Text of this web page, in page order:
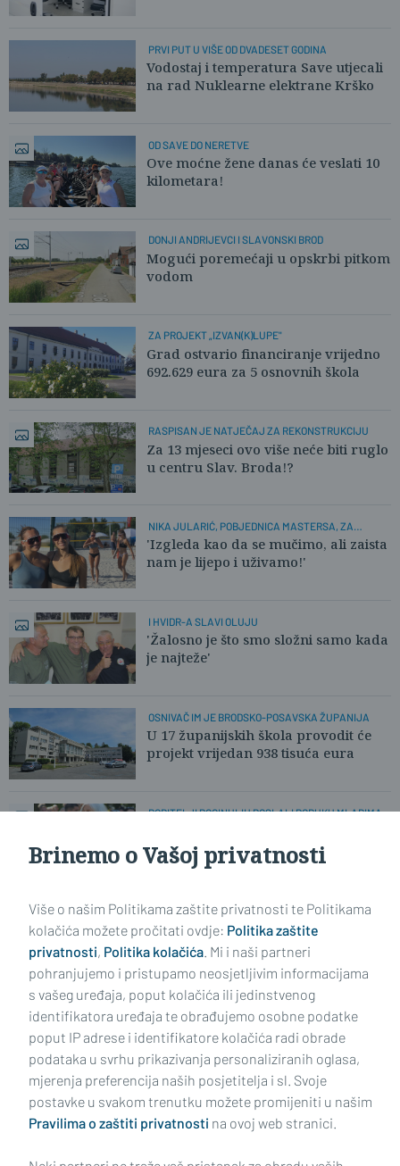
PRVI PUT U VIŠE OD DVADESET GODINA
Vodostaj i temperatura Save utjecali
na rad Nuklearne elektrane Krško
OD SAVE DO NERETVE
Ove moćne žene danas će veslati 10
kilometara!
DONJI ANDRIJEVCI I SLAVONSKI BROD
Mogući poremećaji u opskrbi pitkom
vodom
ZA PROJEKT „IZVAN(K)LUPE"
Grad ostvario financiranje vrijedno
692.629 eura za 5 osnovnih škola
RASPISAN JE NATJEČAJ ZA REKONSTRUKCIJU
Za 13 mjeseci ovo više neće biti ruglo
u centru Slav. Broda!?
NIKA JULARIĆ, POBJEDNICA MASTERSA, ZA
PLUSPORTAL:
'Izgleda kao da se mučimo, ali zaista
nam je lijepo i uživamo!'
I HVIDR-A SLAVI OLUJU
'Žalosno je što smo složni samo kada
je najteže'
OSNIVAČ IM JE BRODSKO-POSAVSKA ŽUPANIJA
U 17 županijskih škola provodit će
projekt vrijedan 938 tisuća eura
RODITELJI POGINULIH POSLALI PORUKU MLADIMA
kolika je krv prolivena!'
PRIJE 31 GODINU...
Što se zapravo dogodilo 5. kolovoza
1995. godine?
Impressum Uvjeti korištenja Politika privatnosti
Politika kolačića Kontakt Pritužbe Suradnici
Brinemo o Vašoj privatnosti
Više o našim Politikama zaštite privatnosti te Politikama
kolačića možete pročitati ovdje: Politika zaštite
privatnosti, Politika kolačića. Mi i naši partneri
pohranjujemo i pristupamo neosjetljivim informacijama
s vašeg uređaja, poput kolačića ili jedinstvenog
identifikatora uređaja te obrađujemo osobne podatke
poput IP adrese i identifikatore kolačića radi obrade
podataka u svrhu prikazivanja personaliziranih oglasa,
mjerenja preferencija naših posjetitelja i sl. Svoje
postavke u svakom trenutku možete promijeniti u našim
Pravilima o zaštiti privatnosti na ovoj web stranici.